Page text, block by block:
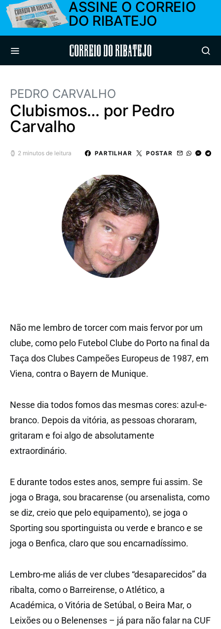
ASSINE O CORREIO
DO RIBATEJO
Correio do Ribatejo
PEDRO CARVALHO
Clubismos… por Pedro
Carvalho
2 minutos de leitura PARTILHAR POSTAR
Não me lembro de torcer com mais fervor por um
clube, como pelo Futebol Clube do Porto na final da
Taça dos Clubes Campeões Europeus de 1987, em
Viena, contra o Bayern de Munique.
Nesse dia todos fomos das mesmas cores: azul-e-
branco. Depois da vitória, as pessoas choraram,
gritaram e foi algo de absolutamente
extraordinário.
E durante todos estes anos, sempre fui assim. Se
joga o Braga, sou bracarense (ou arsenalista, como
se diz, creio que pelo equipamento), se joga o
Sporting sou sportinguista ou verde e branco e se
joga o Benfica, claro que sou encarnadíssimo.
Lembro-me aliás de ver clubes “desaparecidos” da
ribalta, como o Barreirense, o Atlético, a
Académica, o Vitória de Setúbal, o Beira Mar, o
Leixões ou o Belenenses – já para não falar na CUF